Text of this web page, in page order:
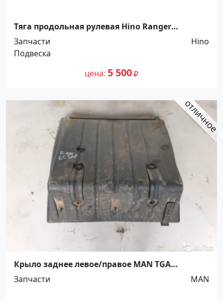
Тяга продольная рулевая Hino Ranger
Краснодар
Запчасти
Hino
Подвеска
цена 5 500
Крыло заднее левое/правое MAN TGA
Ст.Холмская
Запчасти MAN